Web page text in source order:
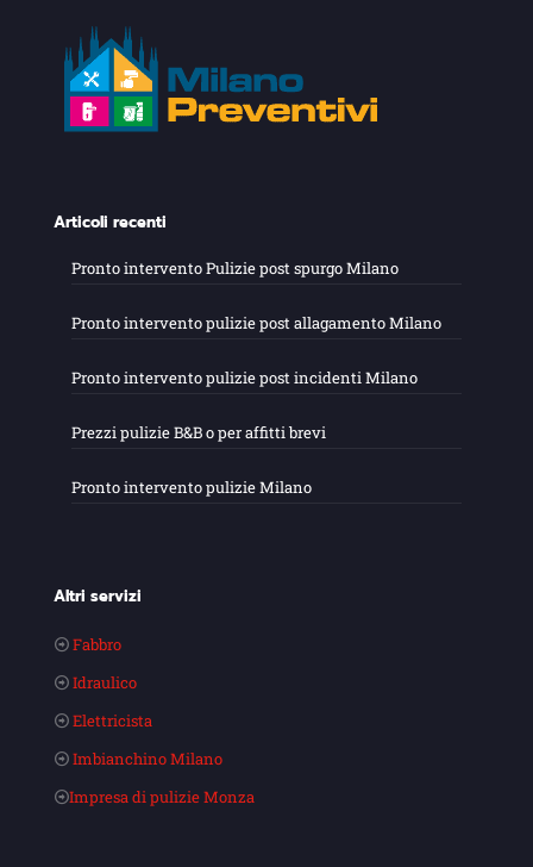
Articoli recenti
Pronto intervento Pulizie post spurgo Milano
Pronto intervento pulizie post allagamento Milano
Pronto intervento pulizie post incidenti Milano
Prezzi pulizie B&B o per affitti brevi
Pronto intervento pulizie Milano
Altri servizi
Fabbro
Idraulico
Elettricista
Imbianchino Milano
Impresa di pulizie Monza